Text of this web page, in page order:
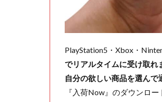
PlayStation5・Xbox・
でリアルタイムに受け取れ
自分の欲しい商品を選んで
『入荷Now』のダウンロー